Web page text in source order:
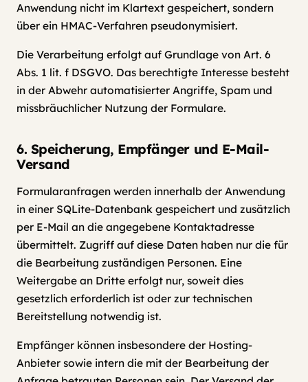
Anwendung nicht im Klartext gespeichert, sondern
über ein HMAC-Verfahren pseudonymisiert.
Die Verarbeitung erfolgt auf Grundlage von Art. 6
Abs. 1 lit. f DSGVO. Das berechtigte Interesse besteht
in der Abwehr automatisierter Angriffe, Spam und
missbräuchlicher Nutzung der Formulare.
6. Speicherung, Empfänger und E-Mail-
Versand
Formularanfragen werden innerhalb der Anwendung
in einer SQLite-Datenbank gespeichert und zusätzlich
per E-Mail an die angegebene Kontaktadresse
übermittelt. Zugriff auf diese Daten haben nur die für
die Bearbeitung zuständigen Personen. Eine
Weitergabe an Dritte erfolgt nur, soweit dies
gesetzlich erforderlich ist oder zur technischen
Bereitstellung notwendig ist.
Empfänger können insbesondere der Hosting-
Anbieter sowie intern die mit der Bearbeitung der